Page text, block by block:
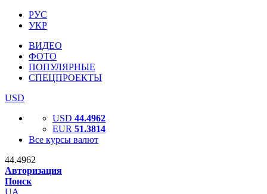
РУС
УКР
ВИДЕО
ФОТО
ПОПУЛЯРНЫЕ
СПЕЦПРОЕКТЫ
USD
USD 44.4962
EUR 51.3814
Все курсы валют
44.4962
Авторизация
Поиск
UA